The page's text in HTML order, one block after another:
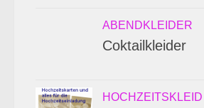
ABENDKLEIDER
Coktailkleider
HOCHZEITSKLEID